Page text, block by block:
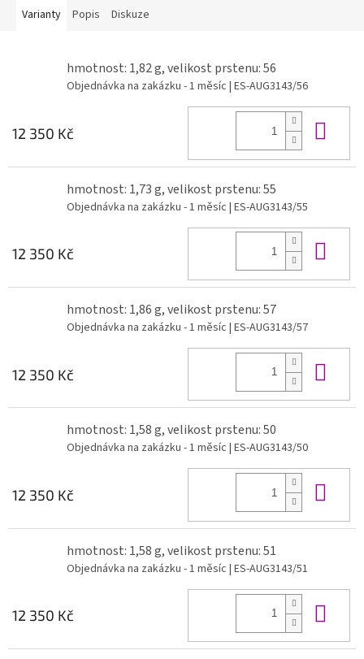
Varianty Popis Diskuze
hmotnost: 1,82 g, velikost prstenu: 56
Objednávka na zakázku - 1 měsíc | ES-AUG3143/56
12 350 Kč
hmotnost: 1,73 g, velikost prstenu: 55
Objednávka na zakázku - 1 měsíc | ES-AUG3143/55
12 350 Kč
hmotnost: 1,86 g, velikost prstenu: 57
Objednávka na zakázku - 1 měsíc | ES-AUG3143/57
12 350 Kč
hmotnost: 1,58 g, velikost prstenu: 50
Objednávka na zakázku - 1 měsíc | ES-AUG3143/50
12 350 Kč
hmotnost: 1,58 g, velikost prstenu: 51
Objednávka na zakázku - 1 měsíc | ES-AUG3143/51
12 350 Kč